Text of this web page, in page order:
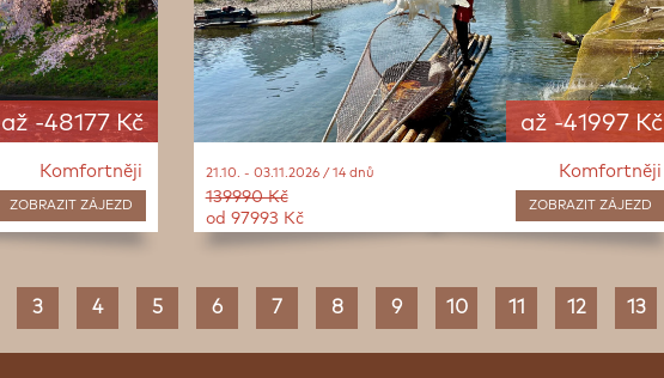
až -48177 Kč
Komfortněji
ZOBRAZIT ZÁJEZD
až -41997 Kč
Komfortněji
ZOBRAZITZÁJEZD
21.10. - 03.11.2026 / 14 dnů
139990 Kč
od 97993 Kč
3 4 5 6 7 8 9 10 11 12 13